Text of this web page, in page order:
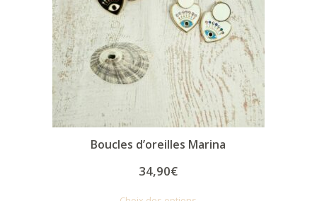
Boucles d’oreilles Marina
34,90€